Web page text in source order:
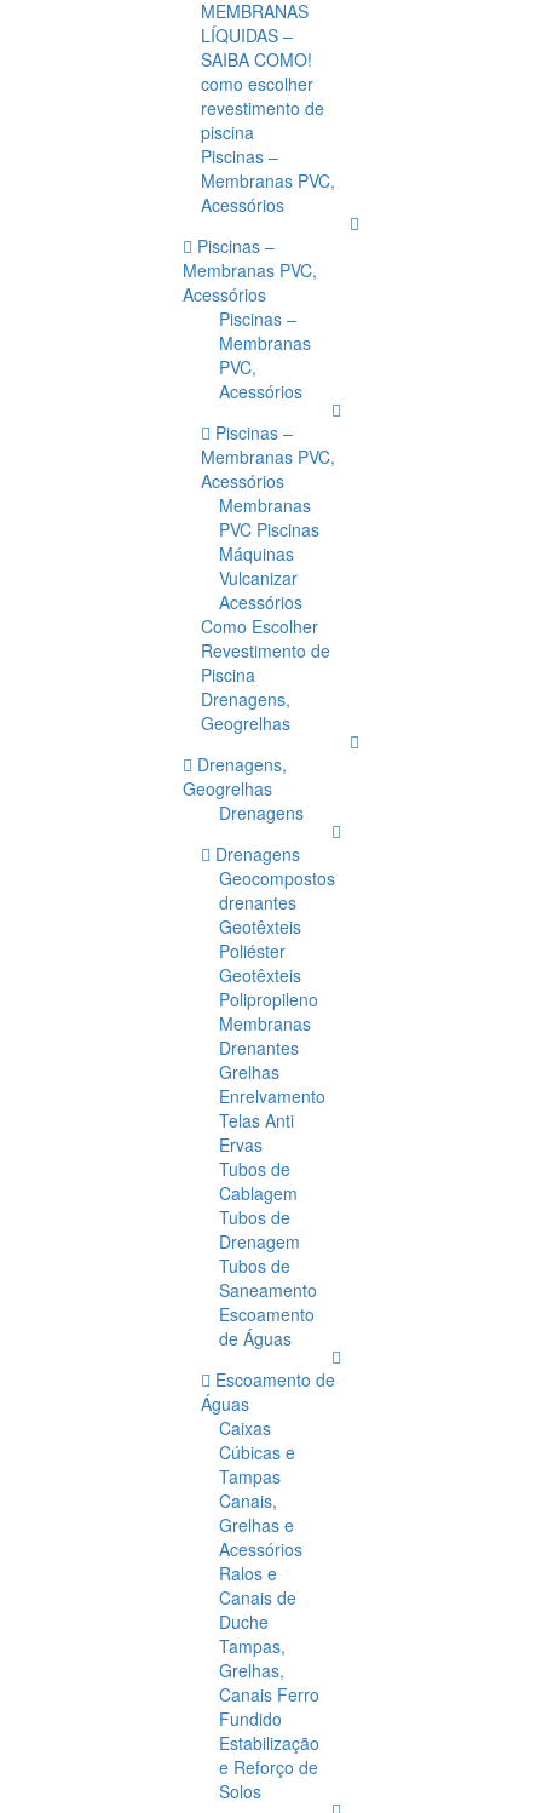
MEMBRANAS
LÍQUIDAS –
SAIBA COMO!
como escolher
revestimento de
piscina
Piscinas –
Membranas PVC,
Acessórios
Piscinas –
Membranas PVC,
Acessórios
Piscinas –
Membranas
PVC,
Acessórios
Piscinas –
Membranas PVC,
Acessórios
Membranas
PVC Piscinas
Máquinas
Vulcanizar
Acessórios
Como Escolher
Revestimento de
Piscina
Drenagens,
Geogrelhas
Drenagens,
Geogrelhas
Drenagens
Drenagens
Geocompostos
drenantes
Geotêxteis
Poliéster
Geotêxteis
Polipropileno
Membranas
Drenantes
Grelhas
Enrelvamento
Telas Anti
Ervas
Tubos de
Cablagem
Tubos de
Drenagem
Tubos de
Saneamento
Escoamento
de Águas
Escoamento de
Águas
Caixas
Cúbicas e
Tampas
Canais,
Grelhas e
Acessórios
Ralos e
Canais de
Duche
Tampas,
Grelhas,
Canais Ferro
Fundido
Estabilização
e Reforço de
Solos